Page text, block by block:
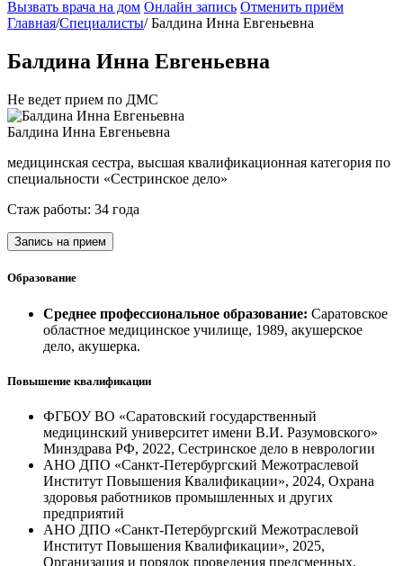
Вызвать врача на дом Онлайн запись Отменить приём
Главная/Специалисты/ Балдина Инна Евгеньевна
Балдина Инна Евгеньевна
Не ведет прием по ДМС
Балдина Инна Евгеньевна
медицинская сестра, высшая квалификационная категория по
специальности «Сестринское дело»
Стаж работы: 34 года
Запись на прием
Образование
Среднее профессиональное образование: Саратовское
областное медицинское училище, 1989, акушерское
дело, акушерка.
Повышение квалификации
ФГБОУ ВО «Саратовский государственный
медицинский университет имени В.И. Разумовского»
Минздрава РФ, 2022, Сестринское дело в неврологии
АНО ДПО «Санкт-Петербургский Межотраслевой
Институт Повышения Квалификации», 2024, Охрана
здоровья работников промышленных и других
предприятий
АНО ДПО «Санкт-Петербургский Межотраслевой
Институт Повышения Квалификации», 2025,
Организация и порядок проведения предсменных,